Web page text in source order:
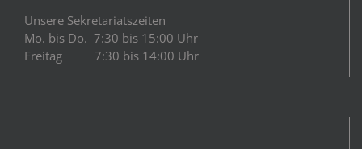
Unsere Sekretariatszeiten
Mo. bis Do. 7:30 bis 15:00 Uhr
Freitag 7:30 bis 14:00 Uhr